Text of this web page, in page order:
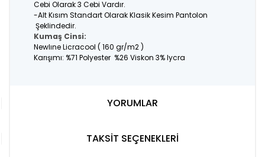
Cebi Olarak 3 Cebi Vardır.
-Alt Kısım Standart Olarak Klasik Kesim Pantolon
Şeklindedir.
Kumaş Cinsi:
Newlıne Licracool ( 160 gr/m2 )
Karışımı: %71 Polyester %26 Viskon 3% lycra
YORUMLAR
TAKSİT SEÇENEKLERİ